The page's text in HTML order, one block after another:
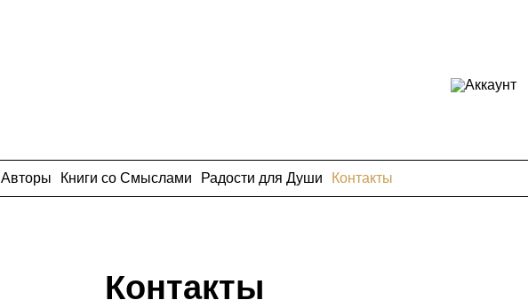
Авторы Книги со Смыслами Радости для Души Контакты
Контакты